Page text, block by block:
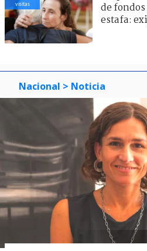
visitas
de
estafa:
Nacional > Noticia